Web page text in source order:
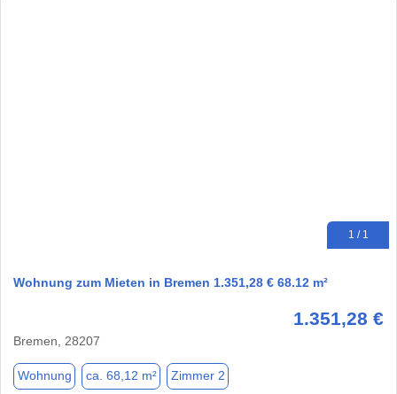
1 / 1
Wohnung zum Mieten in Bremen 1.351,28 € 68.12 m²
1.351,28 €
Bremen, 28207
Wohnung ca. 68,12 m² Zimmer 2